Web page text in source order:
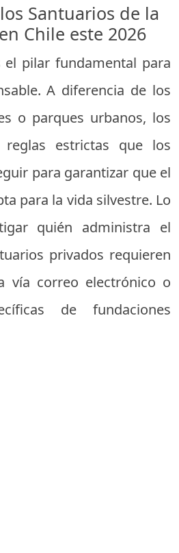
Santuarios de la
Chile este 2026
el pilar fundamental para
A diferencia de los
o parques urbanos, los
reglas estrictas que los
para garantizar que el
para la vida silvestre. Lo
quién administra el
privados requieren
vía correo electrónico o
de fundaciones